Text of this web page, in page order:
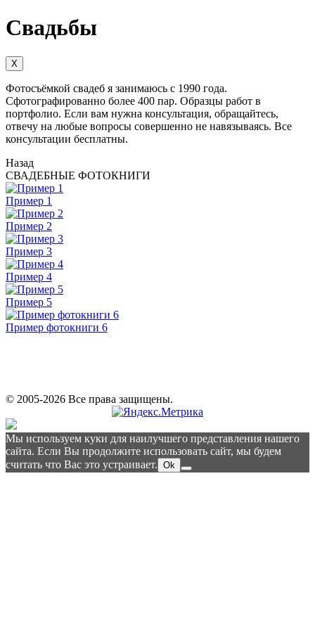
Свадьбы
X
Фотосъёмкой свадеб я занимаюсь с 1990 года.
Сфотографированно более 400 пар. Образцы работ в
портфолио. Если вам нужна консультация, обращайтесь,
отвечу на любые вопросы совершенно не навязываясь. Все
консультации бесплатны.
Назад
СВАДЕБНЫЕ ФОТОКНИГИ
Пример 1
Пример 2
Пример 3
Пример 4
Пример 5
Пример фотокниги 6
© 2005-2026 Все права защищены.
Мы используем куки для наилучшего представления нашего
сайта. Если Вы продолжите использовать сайт, мы будем
считать что Вас это устраивает. Ok